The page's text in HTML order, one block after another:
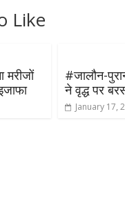
Like
मरीजों
#जालौन-
ने वृद्ध पर
January 17,